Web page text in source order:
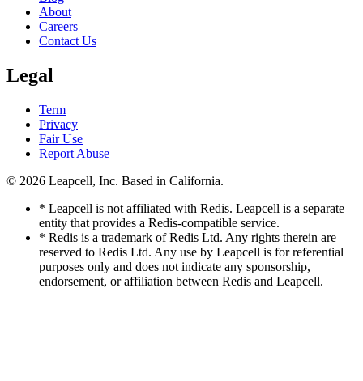
About
Careers
Contact Us
Legal
Term
Privacy
Fair Use
Report Abuse
© 2026 Leapcell, Inc. Based in California.
* Leapcell is not affiliated with Redis. Leapcell is a separate
entity that provides a Redis-compatible service.
* Redis is a trademark of Redis Ltd. Any rights therein are
reserved to Redis Ltd. Any use by Leapcell is for referential
purposes only and does not indicate any sponsorship,
endorsement, or affiliation between Redis and Leapcell.